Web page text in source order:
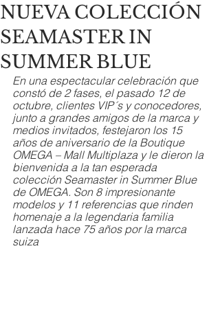
NUEVA COLECCIÓN
SEAMASTER IN
SUMMER BLUE
En una espectacular celebración que
constó de 2 fases, el pasado 12 de
octubre, clientes VIP´s y conocedores,
junto a grandes amigos de la marca y
medios invitados, festejaron los 15
años de aniversario de la Boutique
OMEGA – Mall Multiplaza y le dieron la
bienvenida a la tan esperada
colección Seamaster in Summer Blue
de OMEGA. Son 8 impresionante
modelos y 11 referencias que rinden
homenaje a la legendaria familia
lanzada hace 75 años por la marca
suiza